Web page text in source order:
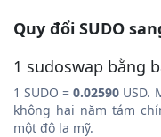
Quy đổi SUDO
1 sudoswap bằng
1 SUDO =0.02590 USD.
không hai năm tám
một đô la mỹ.